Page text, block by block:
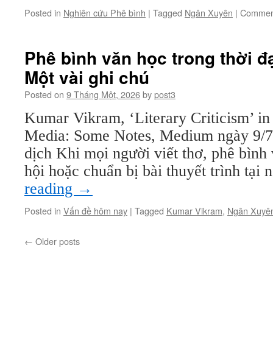
Posted in Nghiên cứu Phê bình | Tagged Ngân Xuyên |
Phê bình văn học trong thời
Một vài ghi chú
Posted on 9 Tháng Một, 2026bypost3
Kumar Vikram, ‘Literary Criticism’
Media: Some Notes, Medium ngày 9/
dịch Khi mọi người viết thơ, phê bình
hội hoặc chuẩn bị bài thuyết trình
reading →
Posted in Vấn đề hôm nay | Tagged Kumar Vikram, Ngân
← Older posts